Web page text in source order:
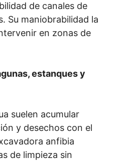
de canales de
Su maniobrabilidad la
en zonas de
estanques y
suelen acumular
y desechos con el
anfibia
de limpieza sin